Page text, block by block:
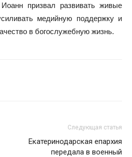
призвал развивать живые
медийную поддержку и
в богослужебную жизнь.
Следующая статья
Екатеринодарская епархия
передала в военный